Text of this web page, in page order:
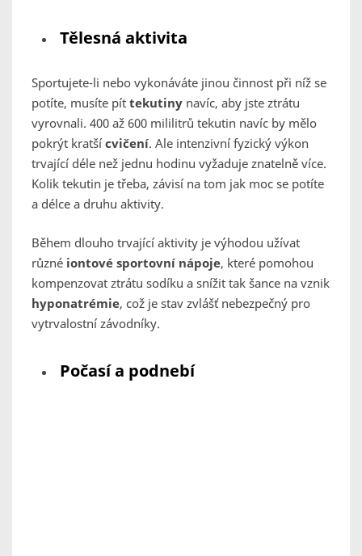
Tělesná aktivita
Sportujete-li nebo vykonáváte jinou činnost při níž se
potíte, musíte pít tekutiny navíc, aby jste ztrátu
vyrovnali. 400 až 600 mililitrů tekutin navíc by mělo
pokrýt kratší cvičení. Ale intenzivní fyzický výkon
trvající déle než jednu hodinu vyžaduje znatelně více.
Kolik tekutin je třeba, závisí na tom jak moc se potíte
a délce a druhu aktivity.
Během dlouho trvající aktivity je výhodou užívat
různé iontové sportovní nápoje, které pomohou
kompenzovat ztrátu sodíku a snížit tak šance na vznik
hyponatrémie, což je stav zvlášť nebezpečný pro
vytrvalostní závodníky.
Počasí a podnebí